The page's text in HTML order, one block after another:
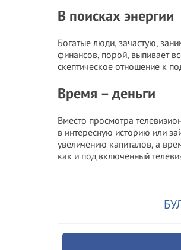
В поисках энергии
Богатые люди, зачастую,
финансов, порой, выпивает
скептическое отношение к
Время – деньги
Вместо просмотра
в интересную историю или
увеличению капиталов, а
как и под включенный